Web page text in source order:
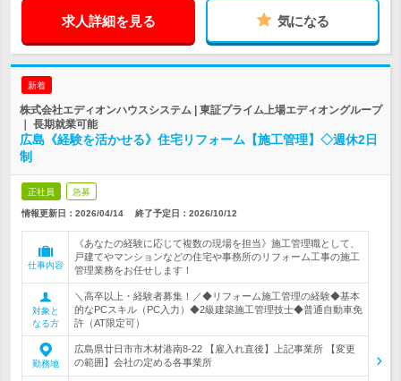
求人詳細を見る 気になる
新着
株式会社エディオンハウスシステム | 東証プライム上場エディオングループ
｜ 長期就業可能
広島《経験を活かせる》住宅リフォーム【施工管理】◇週休2日
制
正社員 急募
情報更新日：2026/04/14 終了予定日： 2026/10/12
仕事内容
《あなたの経験に応じて複数の現場を担当》施工管理職として、
戸建てやマンションなどの住宅や事務所のリフォーム工事の施工
管理業務をお任せします！
対象と
なる方
＼高卒以上・経験者募集！／◆リフォーム施工管理の経験◆基本
的なPCスキル（PC入力）◆2級建築施工管理技士◆普通自動車免
許（AT限定可）
勤務地
広島県廿日市市木材港南8-22 【雇入れ直後】上記事業所 【変更
の範囲】会社の定める各事業所